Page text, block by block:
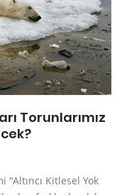
Torunlarımız
"Altıncı Kitlesel Yok